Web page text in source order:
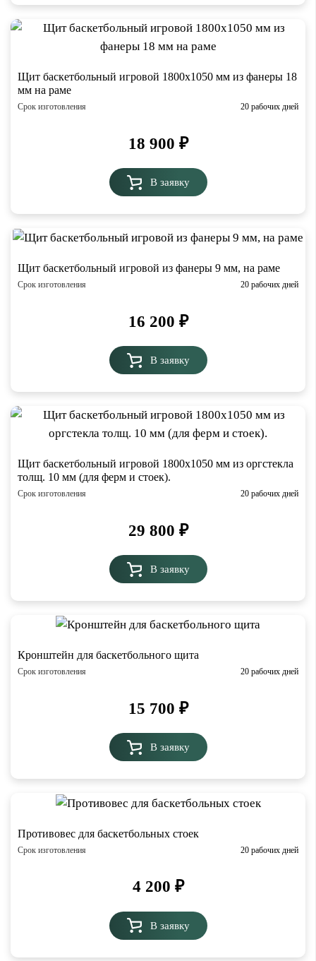
Щит баскетбольный игровой 1800х1050 мм из фанеры 18
мм на раме
Срок изготовления 20 рабочих дней
18 900 ₽
В заявку
Щит баскетбольный игровой из фанеры 9 мм, на раме
Срок изготовления 20 рабочих дней
16 200 ₽
В заявку
Щит баскетбольный игровой 1800х1050 мм из оргстекла
толщ. 10 мм (для ферм и стоек).
Срок изготовления 20 рабочих дней
29 800 ₽
В заявку
Кронштейн для баскетбольного щита
Срок изготовления 20 рабочих дней
15 700 ₽
В заявку
Противовес для баскетбольных стоек
Срок изготовления 20 рабочих дней
4 200 ₽
В заявку